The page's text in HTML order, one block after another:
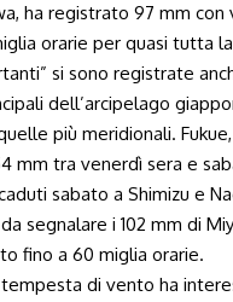
ha registrato 97 mm
orarie per quasi tutta
si sono registrate
dell’arcipelago
più meridionali.
mm tra venerdì sera e
sabato a Shimizu e
segnalare i 102 mm di
fino a 60 miglia orarie.
di vento ha